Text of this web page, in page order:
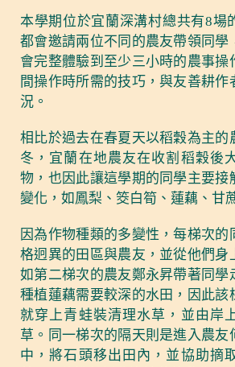
本學期位於宜蘭深溝村總共有8場
都會邀請兩位不同的農友帶領同學
會完整體驗到至少三小時的農事操
間操作時所需的技巧，與友善耕作
況。
相比於過去在春夏天以稻穀為主的
冬，宜蘭在地農友在收割稻穀後
物，也因此讓這學期的同學主要接
變化，如鳳梨、筊白筍、蓮藕、甘
因為作物種類的多變性，每梯次的
格迥異的田區與農友，並從他們身
如第二梯次的農友鄭永昇帶著同學
種植蓮藕需要較深的水田，因此該
就穿上青蛙裝清理水草，並由岸
草。同一梯次的隔天則是進入農友
中，將石頭移出田內，並協助摘